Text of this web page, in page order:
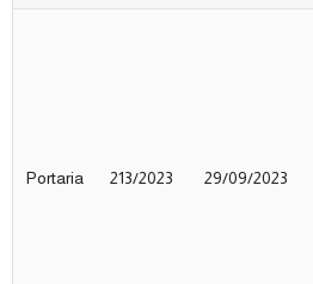
Portaria 213/2023 29/09/2023